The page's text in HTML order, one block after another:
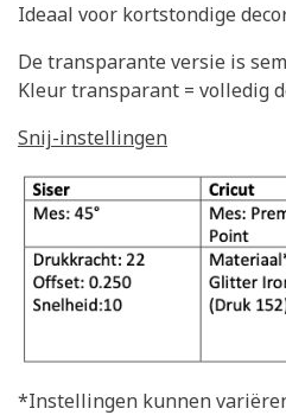
Ideaal voor kortstondige
De transparante versie is
Kleur transparant = volledig
Snij-instellingen
*Instellingen kunnen